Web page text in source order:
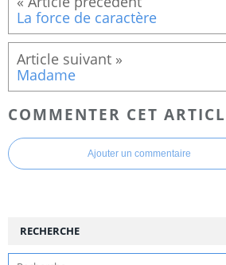
La force de caractère
Madame
COMMENTER CET
Ajouter un commentaire
RECHERCHE